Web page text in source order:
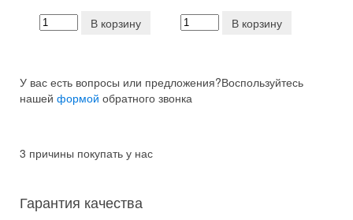
В корзину
В корзину
У вас есть вопросы или предложения?Воспользуйтесь
нашей формой обратного звонка
3 причины покупать у нас
Гарантия качества